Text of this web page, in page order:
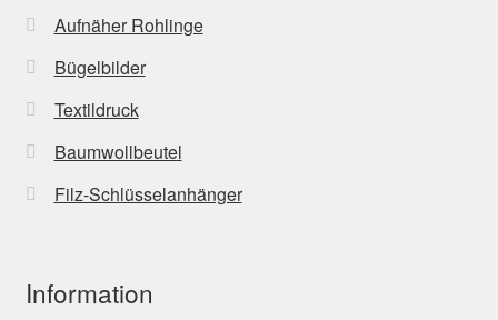
Aufnäher Rohlinge
Bügelbilder
Textildruck
Baumwollbeutel
Filz-Schlüsselanhänger
Information